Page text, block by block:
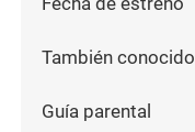
de la talla de
productores
También
Guía parental